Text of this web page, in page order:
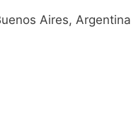
Aires, Argentina